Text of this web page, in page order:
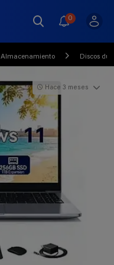
0
Almacenamiento Discos
Hace 3 meses